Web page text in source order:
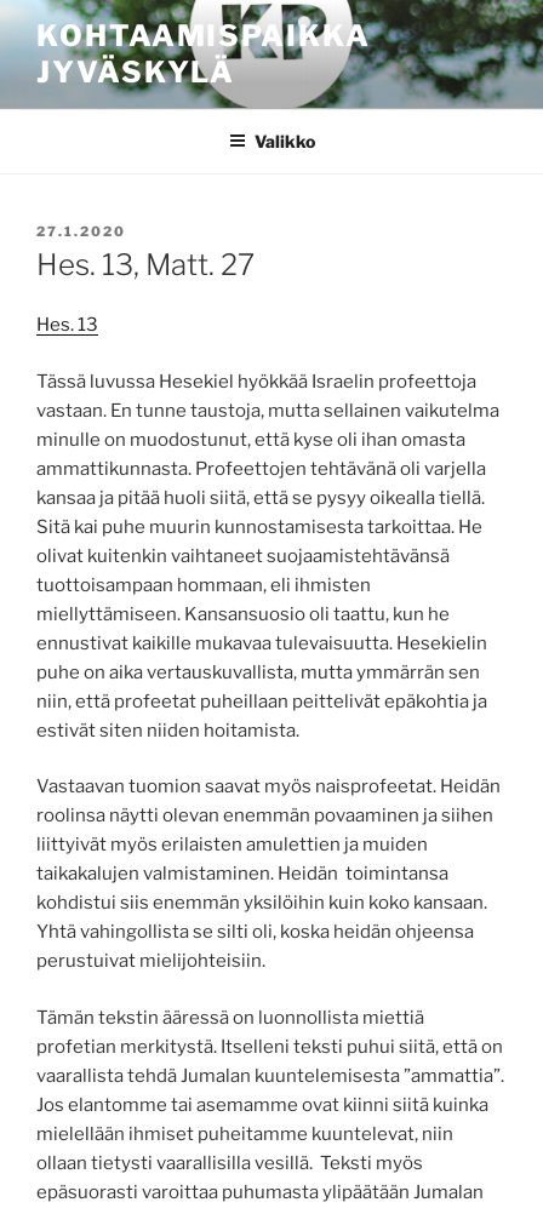
sisältöönKOHTAAMISPAIKKA
JYVÄSKYLÄ
Valikko
JULKAISTU
27.1.2020
Hes. 13, Matt. 27
Hes. 13
Tässä luvussa Hesekiel hyökkää Israelin profeettoja
vastaan. En tunne taustoja, mutta sellainen vaikutelma
minulle on muodostunut, että kyse oli ihan omasta
ammattikunnasta. Profeettojen tehtävänä oli varjella
kansaa ja pitää huoli siitä, että se pysyy oikealla tiellä.
Sitä kai puhe muurin kunnostamisesta tarkoittaa. He
olivat kuitenkin vaihtaneet suojaamistehtävänsä
tuottoisampaan hommaan, eli ihmisten
miellyttämiseen. Kansansuosio oli taattu, kun he
ennustivat kaikille mukavaa tulevaisuutta. Hesekielin
puhe on aika vertauskuvallista, mutta ymmärrän sen
niin, että profeetat puheillaan peittelivät epäkohtia ja
estivät siten niiden hoitamista.
Vastaavan tuomion saavat myös naisprofeetat. Heidän
roolinsa näytti olevan enemmän povaaminen ja siihen
liittyivät myös erilaisten amulettien ja muiden
taikakalujen valmistaminen. Heidän toimintansa
kohdistui siis enemmän yksilöihin kuin koko kansaan.
Yhtä vahingollista se silti oli, koska heidän ohjeensa
perustuivat mielijohteisiin.
Tämän tekstin ääressä on luonnollista miettiä
profetian merkitystä. Itselleni teksti puhui siitä, että on
vaarallista tehdä Jumalan kuuntelemisesta ”ammattia”.
Jos elantomme tai asemamme ovat kiinni siitä kuinka
mielellään ihmiset puheitamme kuuntelevat, niin
ollaan tietysti vaarallisilla vesillä. Teksti myös
epäsuorasti varoittaa puhumasta ylipäätään Jumalan